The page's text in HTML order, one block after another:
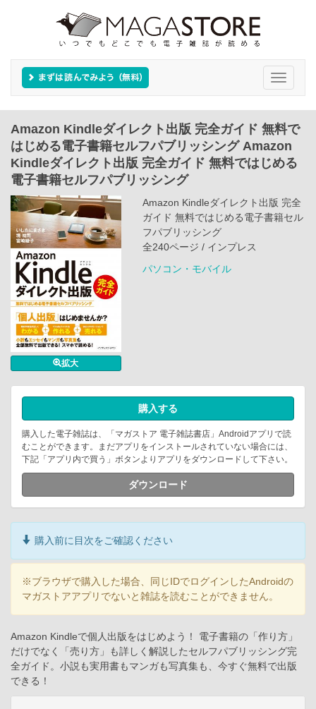
Toggle
Amazon Kindleダイレクト出版 完全ガイド 無料で
はじめる電子書籍セルフパブリッシング Amazon
Kindleダイレクト出版 完全ガイド 無料ではじめる
電子書籍セルフパブリッシング
拡大
Amazon Kindleダイレクト出版 完全
ガイド 無料ではじめる電子書籍セル
フパブリッシング
全240ページ / インプレス
パソコン・モバイル
購入する
購入した電子雑誌は、「マガストア 電子雑誌書店」Androidアプリで読
むことができます。まだアプリをインストールされていない場合には、
下記「アプリ内で買う」ボタンよりアプリをダウンロードして下さい。
ダウンロード
購入前に目次をご確認ください
※ブラウザで購入した場合、同じIDでログインしたAndroidの
マガストアアプリでないと雑誌を読むことができません。
Amazon Kindleで個人出版をはじめよう！ 電子書籍の「作り方」
だけでなく「売り方」も詳しく解説したセルフパブリッシング完
全ガイド。小説も実用書もマンガも写真集も、今すぐ無料で出版
できる！